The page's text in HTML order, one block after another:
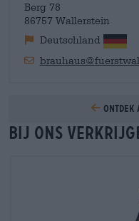
Berg 78
86757 Wallerstein
Deutschland
Ontdek
Bij ons